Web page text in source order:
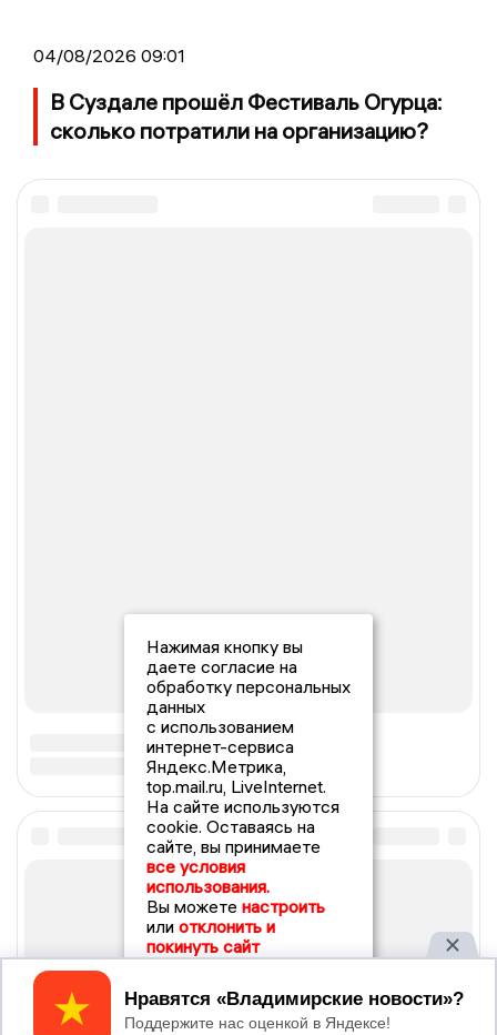
04/08/2026 09:01
В Суздале прошёл Фестиваль Огурца:
сколько потратили на организацию?
Нажимая кнопку вы
даете согласие на
обработку персональных
данных
с использованием
интернет-сервиса
Яндекс.Метрика,
top.mail.ru, LiveInternet.
На сайте используются
cookie. Оставаясь на
сайте, вы принимаете
все условия
использования.
Вы можете настроить
или отклонить и
покинуть сайт
Принять